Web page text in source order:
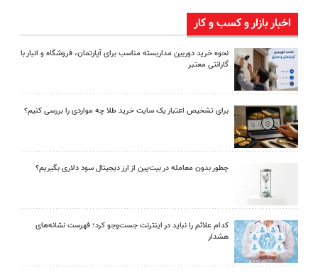
اخبار بازار و کسب و کار
نحوه خرید دوربین مداربسته مناسب برای آپارتمان، فروشگاه و انبار با
گارانتی معتبر
برای تشخیص اعتبار یک سایت خرید طلا چه مواردی را بررسی کنیم؟
چطور بدون معامله در بیت‌پین از ارز دیجیتال سود دلاری بگیریم؟
کدام علائم را نباید در اینترنت جست‌وجو کرد؛ فهرست نشانه‌های
هشدار